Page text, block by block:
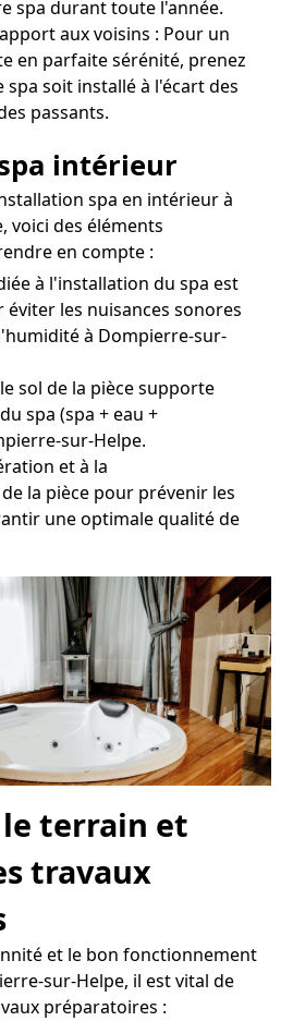
spa durant toute l'année.
aux voisins : Pour un
en parfaite sérénité, prenez
spa soit installé à l'écart des
passants.
intérieur
spa en intérieur à
voici des éléments
en compte :
à l'installation du spa est
les nuisances sonores
à Dompierre-sur-
sol de la pièce supporte
spa (spa + eau +
sur-Helpe.
et à la
la pièce pour prévenir les
une optimale qualité de
le terrain et
travaux
et le bon fonctionnement
sur-Helpe, il est vital de
préparatoires :